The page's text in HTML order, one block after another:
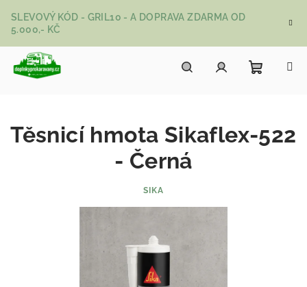
SLEVOVÝ KÓD - GRIL10 - A DOPRAVA ZDARMA OD
5.000,- KČ
Těsnicí hmota Sikaflex-522
- Černá
SIKA